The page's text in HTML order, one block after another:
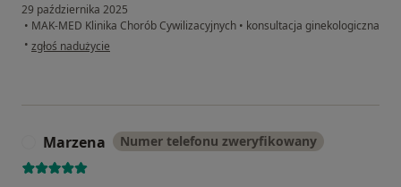
29 października 2025
• MAK-MED Klinika Chorób Cywilizacyjnych • konsultacja ginekologiczna
• w opinii użytkownika Marta
zgłoś nadużycie
Marzena Numer telefonu zweryfikowany